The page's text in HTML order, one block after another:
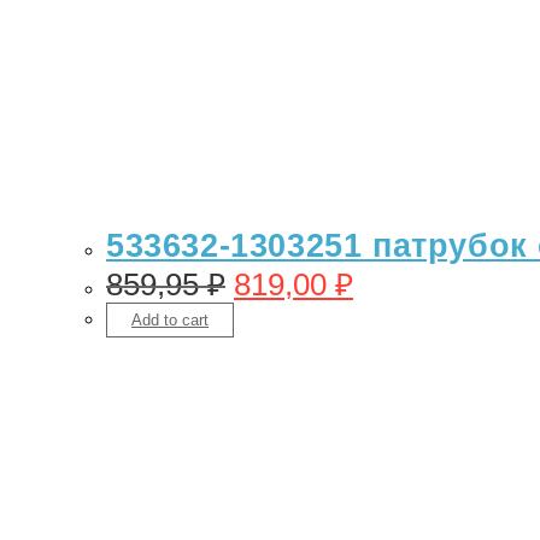
533632-1303251
859,95₽ 819,00 ₽
Add to cart